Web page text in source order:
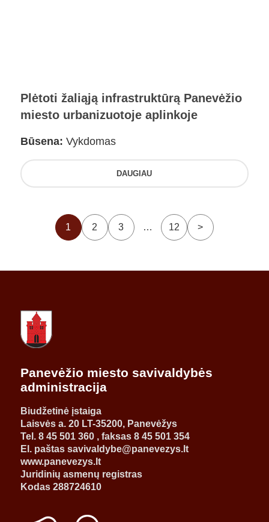
Plėtoti žaliąją infrastruktūrą Panevėžio
miesto urbanizuotoje aplinkoje
Būsena: Vykdomas
DAUGIAU
1 2 3 … 12 >
Panevėžio miesto savivaldybės
administracija
Biudžetinė įstaiga
Laisvės a. 20 LT-35200, Panevėžys
Tel. 8 45 501 360 , faksas 8 45 501 354
El. paštas savivaldybe@panevezys.lt
www.panevezys.lt
Juridinių asmenų registras
Kodas 288724610